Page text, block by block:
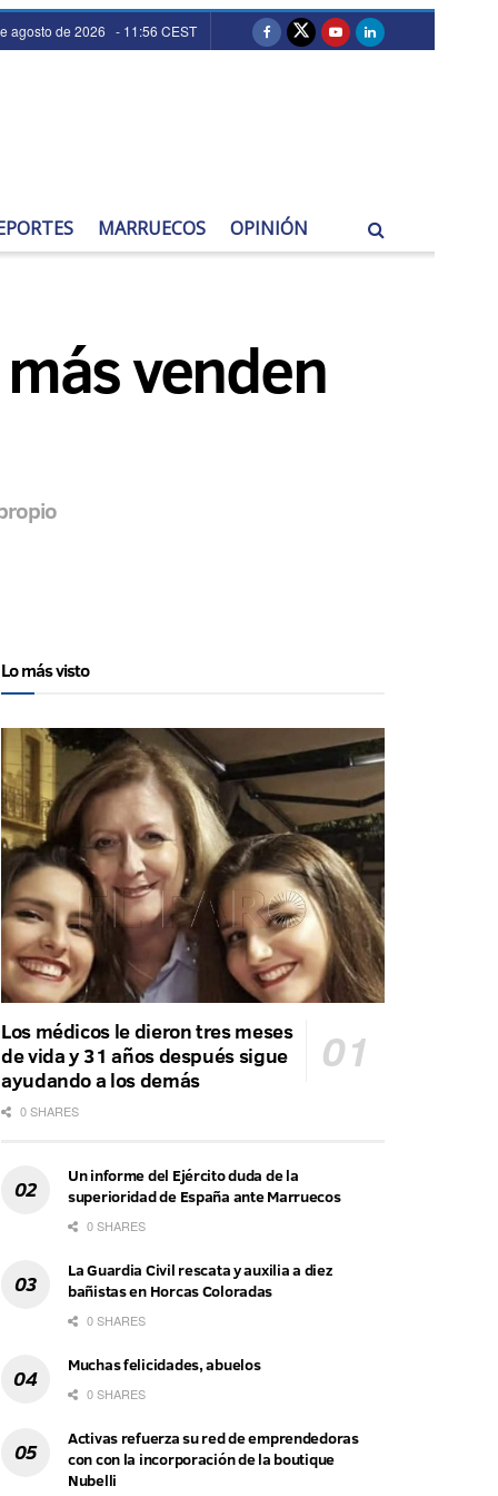
agosto de 2026 - 11:56 CEST
MARRUECOS OPINIÓN
venden
Lo más visto
Los médicos le dieron tres meses
de vida y 31 años después sigue
ayudando a los demás
0 SHARES
Un informe del Ejército duda de la
superioridad de España ante Marruecos
0 SHARES
La Guardia Civil rescata y auxilia a diez
bañistas en Horcas Coloradas
0 SHARES
Muchas felicidades, abuelos
0 SHARES
Activas refuerza su red de emprendedoras
con con la incorporación de la boutique
Nubelli